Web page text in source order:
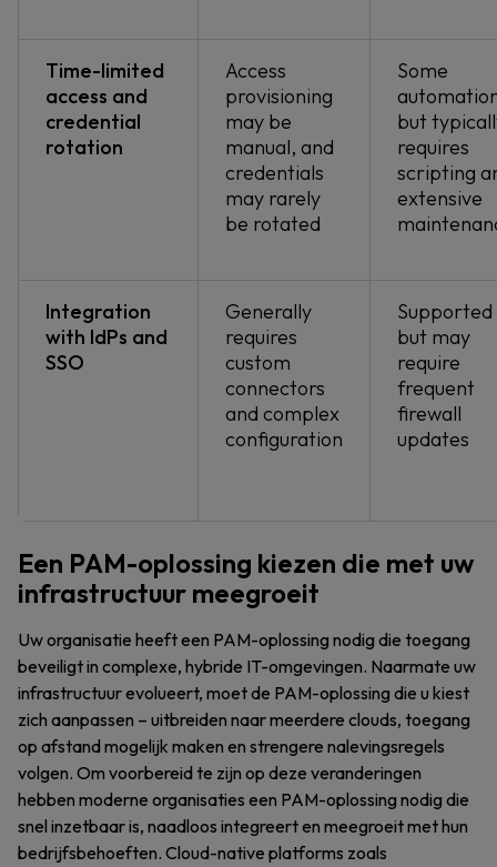
Time-limited
access and
credential
rotation
Access
provisioning
may be
manual, and
credentials
may rarely
be rotated
Some
but
requires
scripting
extensive
Integration
with IdPs and
SSO
Generally
requires
custom
connectors
and complex
configuration
Supported
but may
require
frequent
firewall
updates
Een PAM-oplossing kiezen die met uw
infrastructuur meegroeit
Uw organisatie heeft een PAM-oplossing nodig die toegang
beveiligt in complexe, hybride IT-omgevingen. Naarmate uw
infrastructuur evolueert, moet de PAM-oplossing die u kiest
zich aanpassen – uitbreiden naar meerdere clouds, toegang
op afstand mogelijk maken en strengere nalevingsregels
volgen. Om voorbereid te zijn op deze veranderingen
hebben moderne organisaties een PAM-oplossing nodig die
snel inzetbaar is, naadloos integreert en meegroeit met hun
bedrijfsbehoeften. Cloud-native platforms zoals